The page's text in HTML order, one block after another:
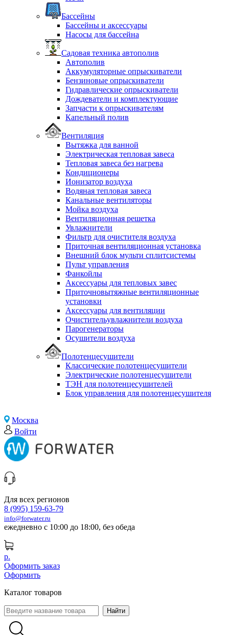
Бассейны
Бассейны и аксессуары
Насосы для бассейна
Садовая техника автополив
Автополив
Аккумуляторные опрыскиватели
Бензиновые опрыскиватели
Гидравлические опрыскиватели
Дождеватели и комплектующие
Запчасти к опрыскивателям
Капельный полив
Вентиляция
Вытяжка для ванной
Электрическая тепловая завеса
Тепловая завеса без нагрева
Кондиционеры
Ионизатор воздуха
Водяная тепловая завеса
Канальные вентиляторы
Мойка воздуха
Вентиляционная решетка
Увлажнители
Фильтр для очистителя воздуха
Приточная вентиляционная установка
Внешний блок мульти сплитсистемы
Пульт управления
Фанкойлы
Аксессуары для тепловых завес
Приточновытяжные вентиляционные
установки
Аксессуары для вентиляции
Очистительувлажнители воздуха
Парогенераторы
Осушители воздуха
Полотенцесушители
Классические полотенцесушители
Электрические полотенцесушители
ТЭН для полотенцесушителей
Блок управления для полотенцесушителя
Москва
Войти
Для всех регионов
8 (995) 159-63-79
info@forwater.ru
ежедневно с 10:00 до 18:00, без обеда
р.
Оформить заказ
Оформить
Каталог товаров